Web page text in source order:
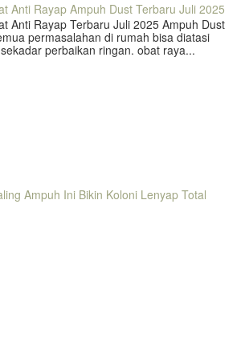
Anti Rayap Ampuh Dust Terbaru Juli 2025
Anti Rayap Terbaru Juli 2025 Ampuh Dust
permasalahan di rumah bisa diatasi
perbaikan ringan. obat raya...
Ampuh Ini Bikin Koloni Lenyap Total